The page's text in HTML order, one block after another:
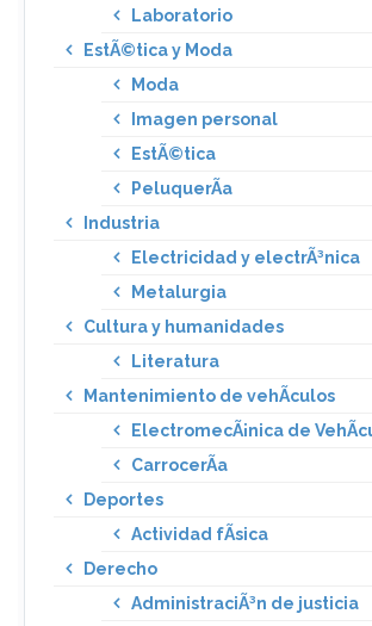
Laboratorio
EstÃ©tica y Moda
Moda
Imagen personal
EstÃ©tica
PeluquerÃ­a
Industria
Electricidad y electrÃ³nica
Metalurgia
Cultura y humanidades
Literatura
Mantenimiento de vehÃ­culos
ElectromecÃ¡nica de
CarrocerÃ­a
Deportes
Actividad fÃ­sica
Derecho
AdministraciÃ³n de justicia